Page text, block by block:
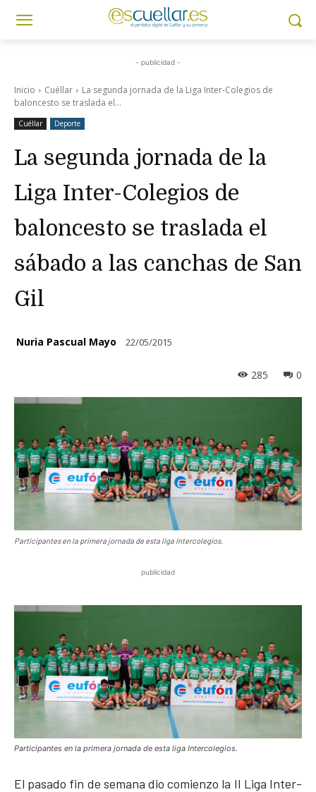
- publicidad -
Inicio Cuéllar
La segunda jornada de la Liga Inter-Colegios de
baloncesto se traslada el...
Cuéllar Deporte
La segunda jornada de la
Liga Inter-Colegios de
baloncesto se traslada el
sábado a las canchas de San
Gil
Nuria Pascual Mayo 22/05/2015
0
285
Participantes en la primera jornada de esta liga Intercolegios.
publicidad
Participantes en la primera jornada de esta liga Intercolegios.
El pasado fin de semana dio comienzo la II Liga Inter-